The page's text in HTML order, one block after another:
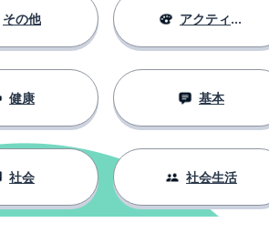
ステッカー
楽しませる
友達
粘土
その他 アクティビティ
健康 基本
社会 社会生活